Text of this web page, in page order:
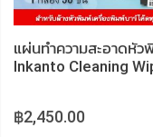
แผ่นทำความสะอาดหัว
Inkanto Cleaning
฿2,450.00